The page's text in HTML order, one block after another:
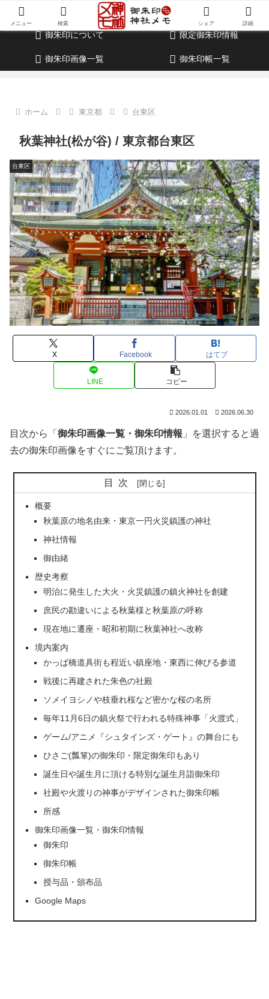
御朱印・参拝記録・神社情報・考察ブログ
御朱印について 限定御朱印情報
御朱印画像一覧 御朱印帳一覧
ホーム 東京都 台東区
秋葉神社(松が谷) / 東京都台東区
台東区
X Facebook はてブ
LINE コピー
2026.01.01 2026.06.30
目次から「 御朱印画像一覧・御朱印情報 」を選択すると過
去の御朱印画像をすぐにご覧頂けます。
目次
概要
秋葉原の地名由来・東京一円火災鎮護の神社
神社情報
御由緒
歴史考察
明治に発生した大火・火災鎮護の鎮火神社を創建
庶民の勘違いによる秋葉様と秋葉原の呼称
現在地に遷座・昭和初期に秋葉神社へ改称
境内案内
かっぱ橋道具街も程近い鎮座地・東西に伸びる参道
戦後に再建された朱色の社殿
ソメイヨシノや枝垂れ桜など密かな桜の名所
毎年11月6日の鎮火祭で行われる特殊神事「火渡式」
ゲーム/アニメ『シュタインズ・ゲート』の舞台にも
ひさご(瓢箪)の御朱印・限定御朱印もあり
誕生日や誕生月に頂ける特別な誕生月詣御朱印
社殿や火渡りの神事がデザインされた御朱印帳
所感
御朱印画像一覧・御朱印情報
御朱印
御朱印帳
授与品・頒布品
Google Maps
メニュー 検索 シェア 詳細